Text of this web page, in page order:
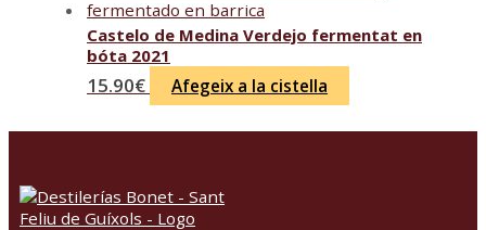
Castelo de Medina Verdejo fermentat en
bóta 2021
15.90€ Afegeix a la cistella